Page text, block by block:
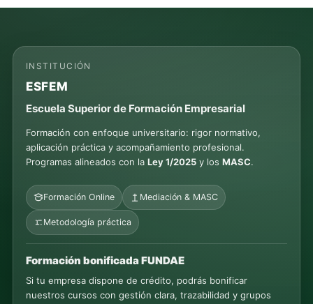
INSTITUCIÓN
ESFEM
Escuela Superior de Formación Empresarial
Formación con enfoque universitario: rigor normativo,
aplicación práctica y acompañamiento profesional.
Programas alineados con la Ley 1/2025 y los MASC.
Formación Online Mediación & MASC
Metodología práctica
Formación bonificada FUNDAE
Si tu empresa dispone de crédito, podrás bonificar
nuestros cursos con gestión clara, trazabilidad y grupos